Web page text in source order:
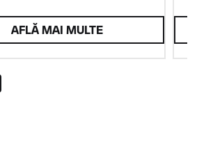
AFLĂ MAI MULTE